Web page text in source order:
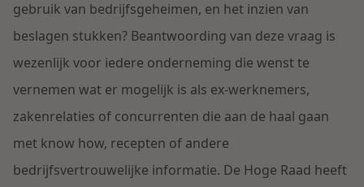
Herstructurering & Insolventie
Energie
Zorg & Sociaal domein
Lees meer
Dichtbij de kansen en uitdagingen in de
woningbouw
Internationale partners
Nieuws
Contact
Nederlands
gebruik van bedrijfsgeheimen, en het inzien van
beslagen stukken? Beantwoording van deze vraag is
wezenlijk voor iedere onderneming die wenst te
vernemen wat er mogelijk is als ex-werknemers,
zakenrelaties of concurrenten die aan de haal gaan
met know how, recepten of andere
bedrijfsvertrouwelijke informatie. De Hoge Raad heeft